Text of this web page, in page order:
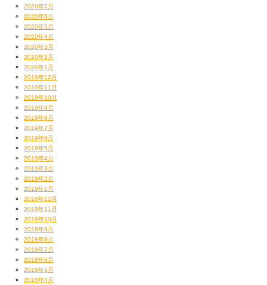
@rhymes_commune
を立ち上げてくださいました。
メモ：11/20ブログをおとし、計3。
スタッフK
2020年7月
2020年6月
2020年5月
2020年4月
2020年3月
2020年2月
2020年1月
2019年12月
2019年11月
2019年10月
2019年9月
2019年8月
2019年7月
2019年6月
2019年5月
2019年4月
2019年3月
2019年2月
2019年1月
2018年12月
2018年11月
2018年10月
2018年9月
2018年8月
2018年7月
2018年6月
2018年5月
2018年4月